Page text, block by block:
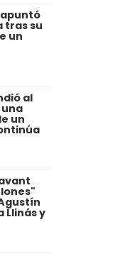
tras su
un
al
un
Llinás y